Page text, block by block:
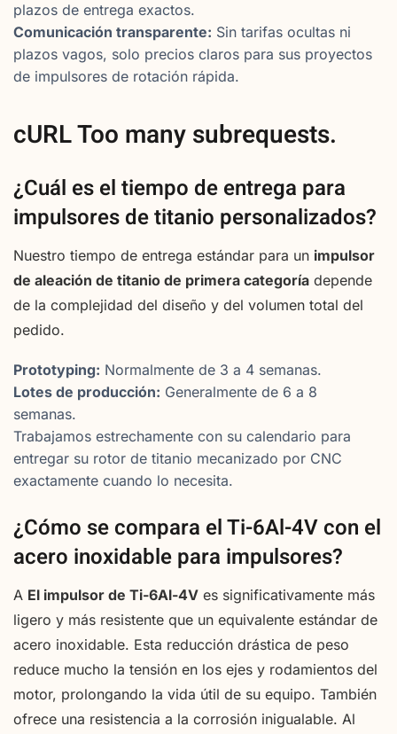
plazos de entrega exactos.
Comunicación transparente: Sin tarifas ocultas ni
plazos vagos, solo precios claros para sus proyectos
de impulsores de rotación rápida.
cURL Too many subrequests.
¿Cuál es el tiempo de entrega para
impulsores de titanio personalizados?
Nuestro tiempo de entrega estándar para un impulsor
de aleación de titanio de primera categoría depende
de la complejidad del diseño y del volumen total del
pedido.
Prototyping: Normalmente de 3 a 4 semanas.
Lotes de producción: Generalmente de 6 a 8
semanas.
Trabajamos estrechamente con su calendario para
entregar su rotor de titanio mecanizado por CNC
exactamente cuando lo necesita.
¿Cómo se compara el Ti-6Al-4V con el
acero inoxidable para impulsores?
A El impulsor de Ti-6Al-4V es significativamente más
ligero y más resistente que un equivalente estándar de
acero inoxidable. Esta reducción drástica de peso
reduce mucho la tensión en los ejes y rodamientos del
motor, prolongando la vida útil de su equipo. También
ofrece una resistencia a la corrosión inigualable. Al